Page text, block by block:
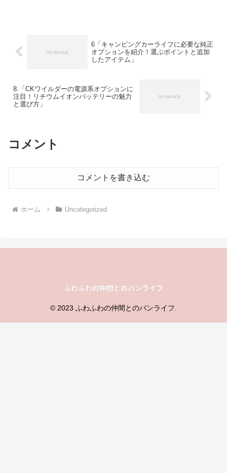
6「キャンピングカーライフに必要な純正
オプションを紹介！選ぶポイントと追加
したアイテム」
8.「CKワイルダーの電源系オプションに
注目！リチウムイオンバッテリーの魅力
と選び方」
コメント
コメントを書き込む
ホーム Uncategorized
© 2023 ふわふわの仲間とのバンライフ.